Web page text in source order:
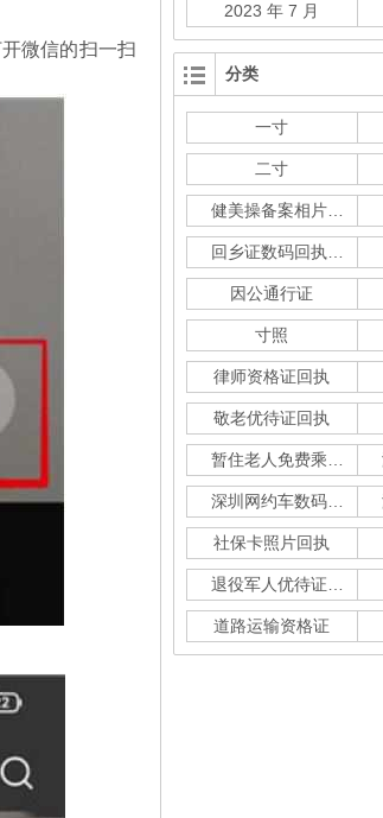
微信的扫一扫
2023 年 7 月
分类
一寸
二寸
因公通行证
寸照
律师资格证回执
敬老优待证回执
社保卡照片回执
道路运输资格证